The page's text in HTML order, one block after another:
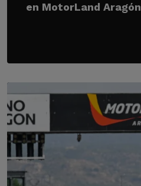
en MotorLand Aragón